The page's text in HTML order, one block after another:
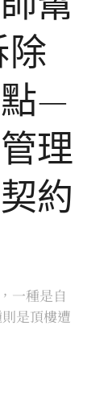
除
—
理
約
一種是自
是頂樓遭